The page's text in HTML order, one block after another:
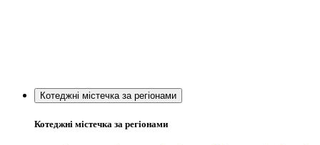
Котеджні містечка за регіонами
Котеджні містечка за регіонами